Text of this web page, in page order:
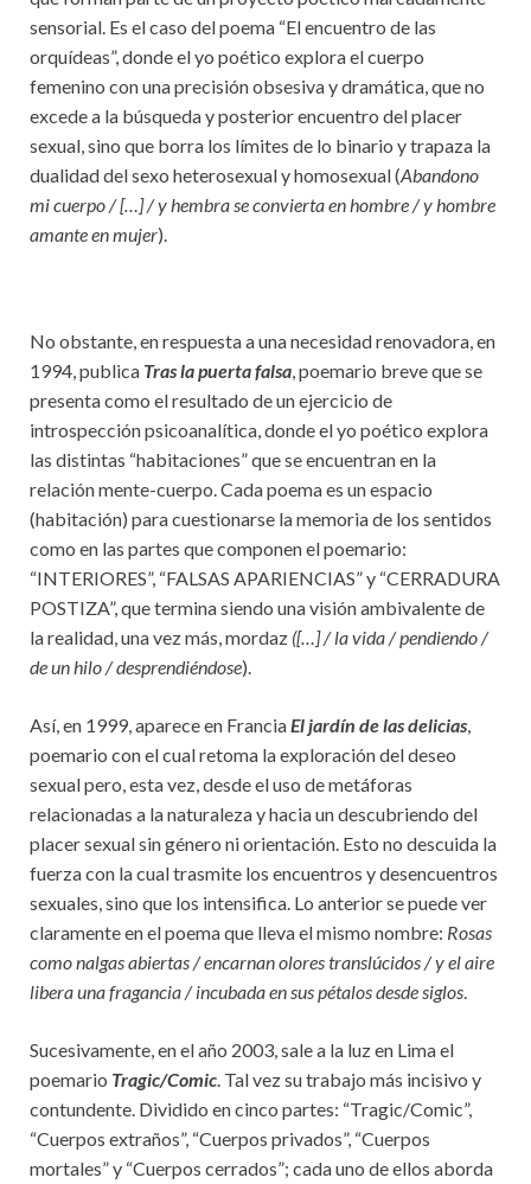
sensorial. Es el caso del poema “El encuentro de las
orquídeas”, donde el yo poético explora el cuerpo
femenino con una precisión obsesiva y dramática, que no
excede a la búsqueda y posterior encuentro del placer
sexual, sino que borra los límites de lo binario y trapaza la
dualidad del sexo heterosexual y homosexual (Abandono
mi cuerpo / […] / y hembra se convierta en hombre / y hombre
amante en mujer).
No obstante, en respuesta a una necesidad renovadora, en
1994, publica Tras la puerta falsa, poemario breve que se
presenta como el resultado de un ejercicio de
introspección psicoanalítica, donde el yo poético explora
las distintas “habitaciones” que se encuentran en la
relación mente-cuerpo. Cada poema es un espacio
(habitación) para cuestionarse la memoria de los sentidos
como en las partes que componen el poemario:
“INTERIORES”, “FALSAS APARIENCIAS” y “CERRADURA
POSTIZA”, que termina siendo una visión ambivalente de
la realidad, una vez más, mordaz ([…] / la vida / pendiendo /
de un hilo / desprendiéndose).
Así, en 1999, aparece en FranciaEl jardín de las delicias,
poemario con el cual retoma la exploración del deseo
sexual pero, esta vez, desde el uso de metáforas
relacionadas a la naturaleza y hacia un descubriendo del
placer sexual sin género ni orientación. Esto no descuida la
fuerza con la cual trasmite los encuentros y desencuentros
sexuales, sino que los intensifica. Lo anterior se puede ver
claramente en el poema que lleva el mismo nombre: Rosas
como nalgas abiertas / encarnan olores translúcidos / y el aire
libera una fragancia / incubada en sus pétalos desde siglos.
Sucesivamente, en el año 2003, sale a la luz en Lima el
poemario Tragic/Comic. Tal vez su trabajo más incisivo y
contundente. Dividido en cinco partes: “Tragic/Comic”,
“Cuerpos extraños”, “Cuerpos privados”, “Cuerpos
mortales” y “Cuerpos cerrados”; cada uno de ellos aborda